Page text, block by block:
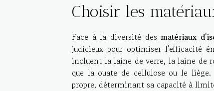
Choisir les
Face à la diversité des matériaux
judicieux pour optimiser l'efficacité
incluent la laine de verre, la laine de
que la ouate de cellulose ou le liège.
propre, déterminant sa capacité à